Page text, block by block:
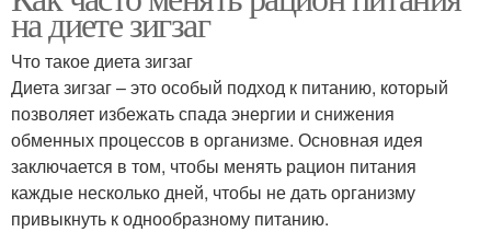
на диете зигзаг
Что такое диета зигзаг
Диета зигзаг – это особый подход к питанию, который
позволяет избежать спада энергии и снижения
обменных процессов в организме. Основная идея
заключается в том, чтобы менять рацион питания
каждые несколько дней, чтобы не дать организму
привыкнуть к однообразному питанию.